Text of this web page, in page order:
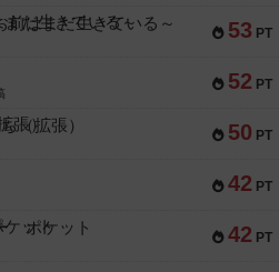
53 PT
はまだ生きている～
52 PT
50 PT
（拡張）
42 PT
42 PT
ポケット